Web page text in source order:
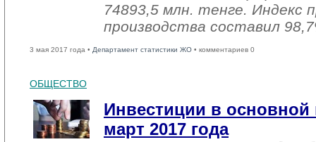
74893,5 млн. тенге. Индекс
производства составил
3 мая 2017 года • Департамент статистики ЖО • комментариев 0
ОБЩЕСТВО
Инвестиции в основной
март 2017 года